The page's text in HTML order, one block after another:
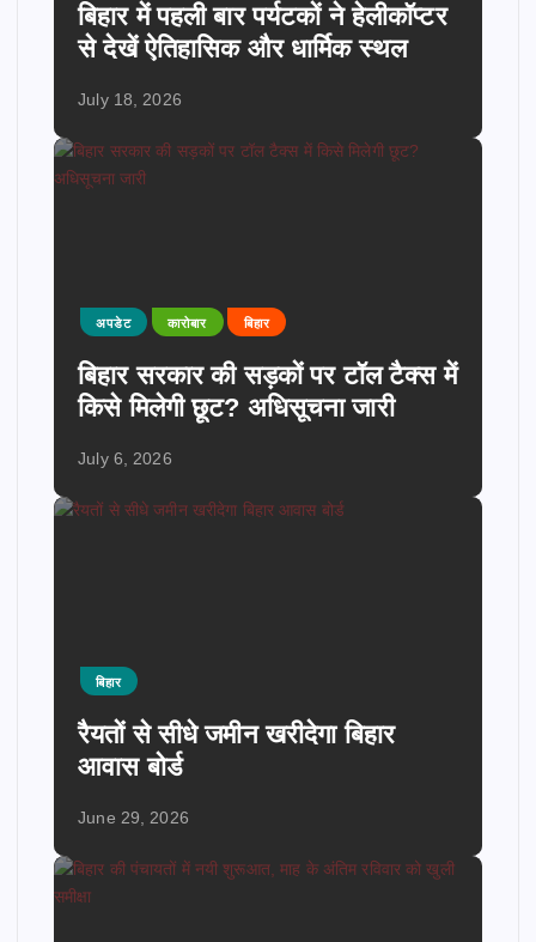
बिहार में पहली बार पर्यटकों ने हेलीकॉप्टर
से देखें ऐतिहासिक और धार्मिक स्थल
July 18, 2026
अपडेट कारोबार बिहार
बिहार सरकार की सड़कों पर टॉल टैक्स में
किसे मिलेगी छूट? अधिसूचना जारी
July 6, 2026
बिहार
रैयतों से सीधे जमीन खरीदेगा बिहार
आवास बोर्ड
June 29, 2026